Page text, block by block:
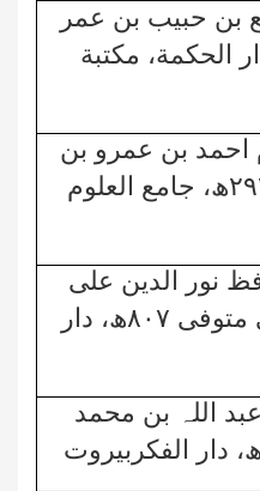
بن حبيب بن عمر
الحكمة، مكتبة
احمد بن عمرو بن
ھ، جامع العلوم
نور الدین علی
متوفی ۸۰۷ھ، دار
اللہ بن محمد
ھ، دار الفکربیروت